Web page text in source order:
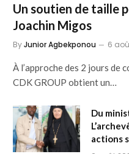
Un soutien de taille
Joachin Migos
ByJunior Agbekponou 6
À l’approche des 2 jours de
CDK GROUP obtient un…
Du
actions